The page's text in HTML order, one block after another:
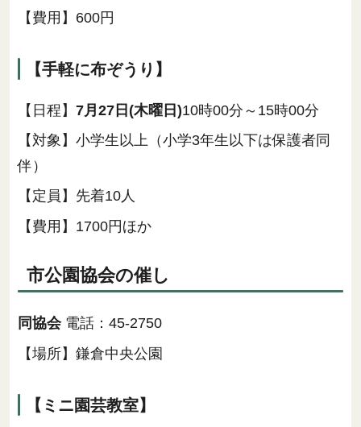
【費用】600円
【手軽に布ぞうり】
【日程】 7月27日(木曜日)10時00分～15時00分
【対象】小学生以上（小学3年生以下は保護者同
伴）
【定員】先着10人
【費用】1700円ほか
市公園協会の催し
同協会電話：45-2750
【場所】鎌倉中央公園
【ミニ園芸教室】